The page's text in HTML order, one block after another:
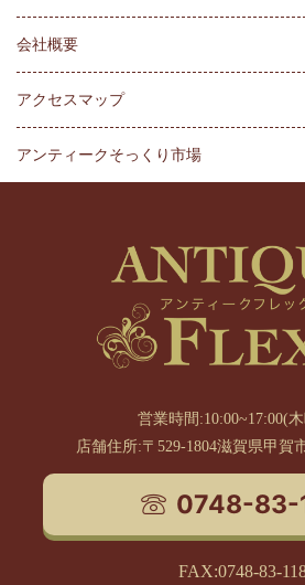
会社概要
アクセスマップ
アンティークそっくり市場
営業時間:10:00~17:00(
店舗住所:〒529-1804滋賀県甲賀
0748-83-
FAX:0748-83-